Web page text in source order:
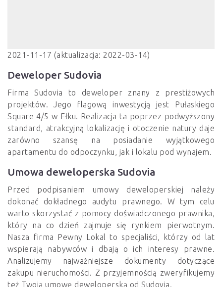
2021-11-17 (aktualizacja: 2022-03-14)
Deweloper Sudovia
Firma Sudovia to deweloper znany z prestiżowych
projektów. Jego flagową inwestycją jest Pułaskiego
Square 4/5 w Ełku. Realizacja ta poprzez podwyższony
standard, atrakcyjną lokalizację i otoczenie natury daje
zarówno szansę na posiadanie wyjątkowego
apartamentu do odpoczynku, jak i lokalu pod wynajem.
Umowa deweloperska Sudovia
Przed podpisaniem umowy deweloperskiej należy
dokonać dokładnego audytu prawnego. W tym celu
warto skorzystać z pomocy doświadczonego prawnika,
który na co dzień zajmuje się rynkiem pierwotnym.
Nasza firma Pewny Lokal to specjaliści, którzy od lat
wspierają nabywców i dbają o ich interesy prawne.
Analizujemy najważniejsze dokumenty dotyczące
zakupu nieruchomości. Z przyjemnością zweryfikujemy
też Twoją umowę deweloperską od Sudovia.